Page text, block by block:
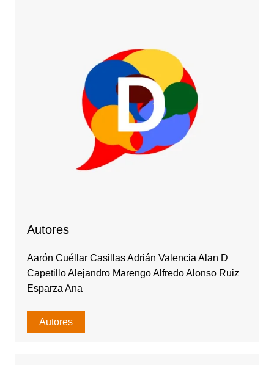
Autores
Aarón Cuéllar Casillas Adrián Valencia Alan D
Capetillo Alejandro Marengo Alfredo Alonso Ruiz
Esparza Ana
Autores